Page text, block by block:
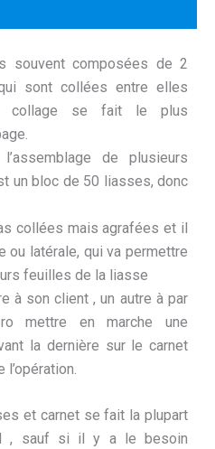
souvent composées de 2
sont collées entre elles
collage se fait le plus
de plusieurs
un bloc de 50 liasses, donc
collées mais agrafées et il
ou latérale, qui va permettre
feuilles de la liasse
à son client , un autre à par
mettre en marche une
la dernière sur le carnet
l’opération.
et carnet se fait la plupart
, sauf si il y a le besoin